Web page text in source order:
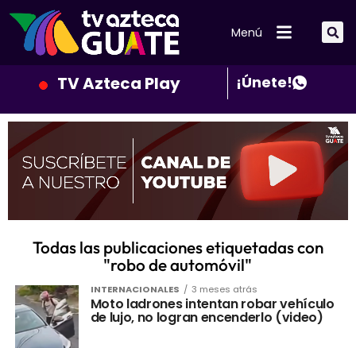
Menú
TV Azteca Play ¡Únete!
Todas las publicaciones etiquetadas con
"robo de automóvil"
INTERNACIONALES 3 meses atrás
Moto ladrones intentan robar vehículo
de lujo, no logran encenderlo (video)